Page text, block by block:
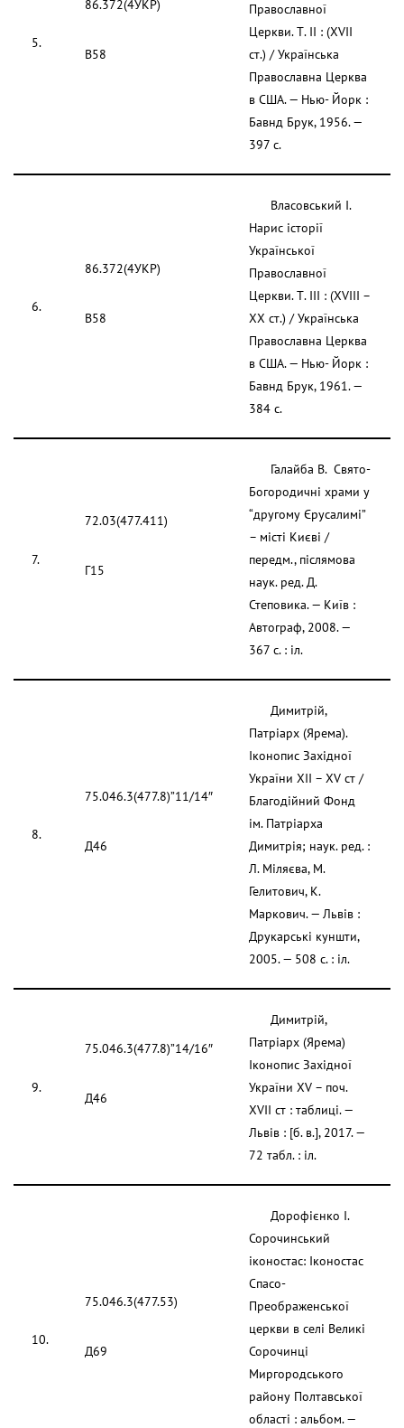
5.
86.372(4УКР)
В58
Православної
Церкви. Т. II : (XVII
ст.) / Українська
Православна Церква
в США. — Нью- Йорк :
Бавнд Брук, 1956. —
397 с.
6.
86.372(4УКР)
В58
Власовський І.
Нарис історії
Української
Православної
Церкви. Т. III : (XVIII –
ХХ ст.) / Українська
Православна Церква
в США. — Нью- Йорк :
Бавнд Брук, 1961. —
384 с.
7.
72.03(477.411)
Г15
Галайба В. Свято-
Богородичні храми у
“другому Єрусалимі”
– місті Києві /
передм., післямова
наук. ред. Д.
Степовика. — Київ :
Автограф, 2008. —
367 с. : іл.
8.
75.046.3(477.8)”11/14″
Д46
Димитрій,
Патріарх (Ярема).
Іконопис Західної
України XII – XV ст /
Благодійний Фонд
ім. Патріарха
Димитрія; наук. ред. :
Л. Міляєва, М.
Гелитович, К.
Маркович. — Львів :
Друкарські куншти,
2005. — 508 с. : іл.
9.
75.046.3(477.8)”14/16″
Д46
Димитрій,
Патріарх (Ярема)
Іконопис Західної
України XV – поч.
XVII ст : таблиці. —
Львів : [б. в.], 2017. —
72 табл. : іл.
10.
75.046.3(477.53)
Д69
Дорофієнко І.
Сорочинський
іконостас: Іконостас
Спасо-
Преображенської
церкви в селі Великі
Сорочинці
Миргородського
району Полтавської
області : альбом. —